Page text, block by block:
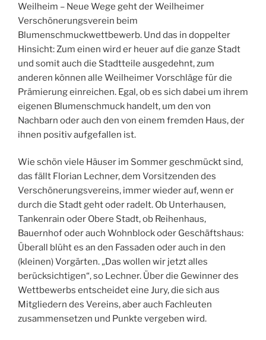
Weilheim – Neue Wege geht der Weilheimer
Verschönerungsverein beim
Blumenschmuckwettbewerb. Und das in doppelter
Hinsicht: Zum einen wird er heuer auf die ganze Stadt
und somit auch die Stadtteile ausgedehnt, zum
anderen können alle Weilheimer Vorschläge für die
Prämierung einreichen. Egal, ob es sich dabei um ihrem
eigenen Blumenschmuck handelt, um den von
Nachbarn oder auch den von einem fremden Haus, der
ihnen positiv aufgefallen ist.
Wie schön viele Häuser im Sommer geschmückt sind,
das fällt Florian Lechner, dem Vorsitzenden des
Verschönerungsvereins, immer wieder auf, wenn er
durch die Stadt geht oder radelt. Ob Unterhausen,
Tankenrain oder Obere Stadt, ob Reihenhaus,
Bauernhof oder auch Wohnblock oder Geschäftshaus:
Überall blüht es an den Fassaden oder auch in den
(kleinen) Vorgärten. „Das wollen wir jetzt alles
berücksichtigen“, so Lechner. Über die Gewinner des
Wettbewerbs entscheidet eine Jury, die sich aus
Mitgliedern des Vereins, aber auch Fachleuten
zusammensetzen und Punkte vergeben wird.